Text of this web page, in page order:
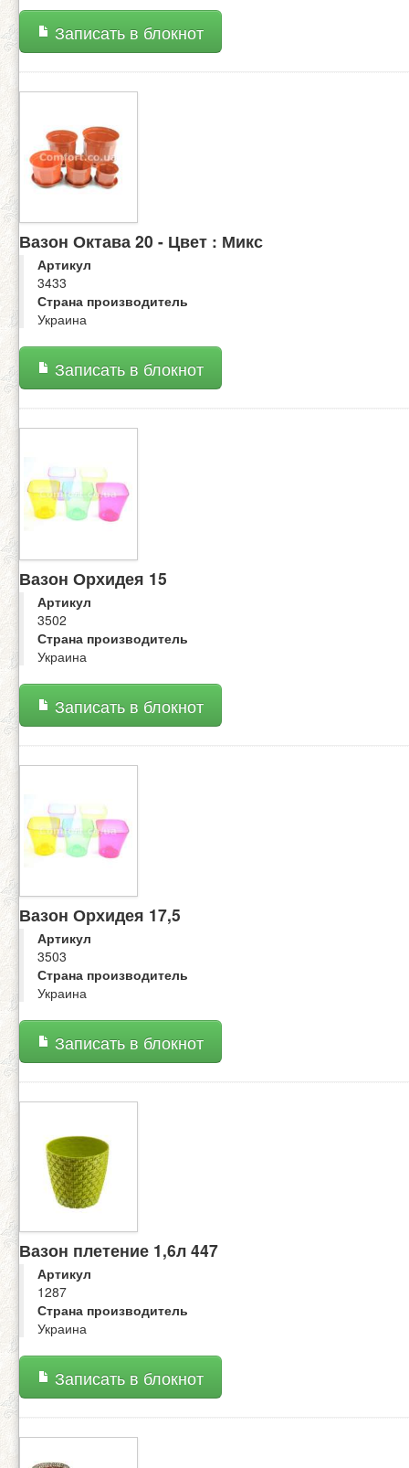
Записать в блокнот
Вазон Октава 20 - Цвет : Микс
Артикул
3433
Страна производитель
Украина
Записать в блокнот
Вазон Орхидея 15
Артикул
3502
Страна производитель
Украина
Записать в блокнот
Вазон Орхидея 17,5
Артикул
3503
Страна производитель
Украина
Записать в блокнот
Вазон плетение 1,6л 447
Артикул
1287
Страна производитель
Украина
Записать в блокнот